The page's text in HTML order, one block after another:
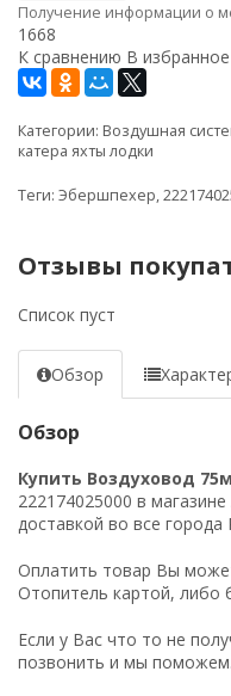
Получение информации о
1668
К сравнению В избранное
Категории: Воздушная
катера яхты лодки
Теги: Эбершпехер,
Отзывы
Список пуст
Обзор
Обзор
Купить Воздуховод
222174025000 в
доставкой во все города
Оплатить товар Вы
Отопитель картой, либо
Если у Вас что то не
позвонить и мы поможем.